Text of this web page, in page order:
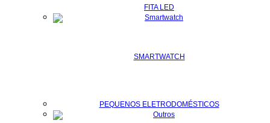
FITA LED
SMARTWATCH
PEQUENOS ELETRODOMÉSTICOS